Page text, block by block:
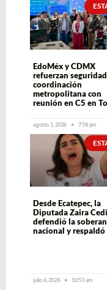
EdoMéx y CDMX
refuerzan
coordinación
metropolitana con
reunión en C5 en
agosto 1, 2026 7:58 pm
Desde Ecatepec, la
Diputada Zaira
defendió la
nacional y respaldó
julio 6, 2026 10:53 am